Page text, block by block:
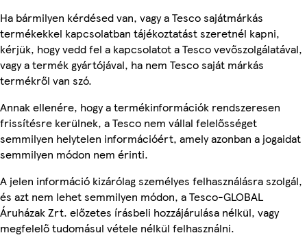
Ha bármilyen kérdésed van, vagy a Tesco sajátmárkás
termékekkel kapcsolatban tájékoztatást szeretnél kapni,
kérjük, hogy vedd fel a kapcsolatot a Tesco vevőszolgálatával,
vagy a termék gyártójával, ha nem Tesco saját márkás
termékről van szó.
Annak ellenére, hogy a termékinformációk rendszeresen
frissítésre kerülnek, a Tesco nem vállal felelősséget
semmilyen helytelen információért, amely azonban a jogaidat
semmilyen módon nem érinti.
A jelen információ kizárólag személyes felhasználásra szolgál,
és azt nem lehet semmilyen módon, a Tesco-GLOBAL
Áruházak Zrt. előzetes írásbeli hozzájárulása nélkül, vagy
megfelelő tudomásul vétele nélkül felhasználni.